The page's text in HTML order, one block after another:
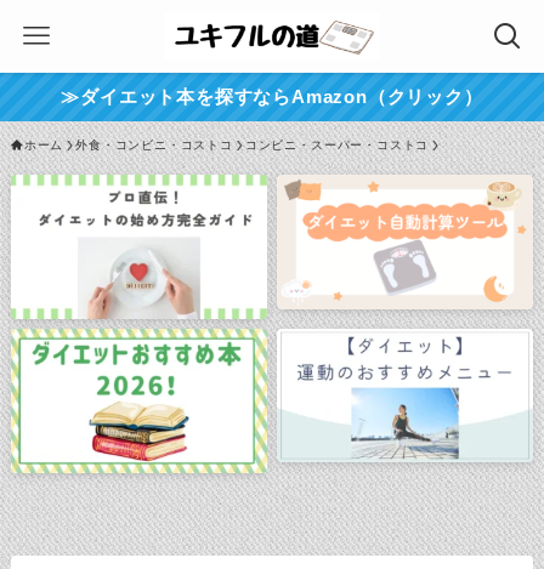
≫ダイエット本を探すならAmazon（クリック）
ホーム 外食・コンビニ・コストコ コンビニ・スーパー・コストコ